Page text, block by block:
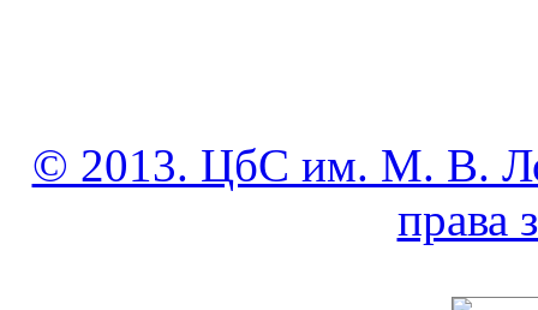
© 2013. ЦбС им. М. В.
права